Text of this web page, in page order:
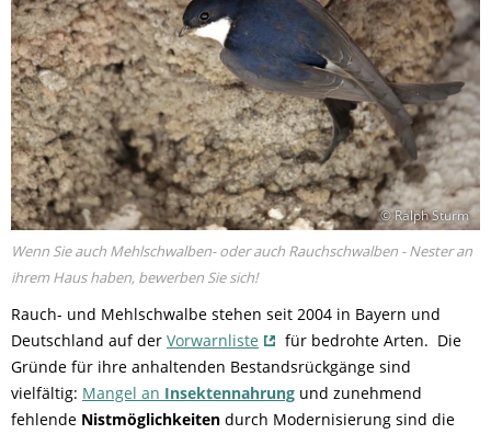
© Ralph Sturm
Wenn Sie auch Mehlschwalben- oder auch Rauchschwalben - Nester an
ihrem Haus haben, bewerben Sie sich!
Rauch- und Mehlschwalbe stehen seit 2004 in Bayern und
Deutschland auf der Vorwarnliste
für bedrohte Arten. Die
Gründe für ihre anhaltenden Bestandsrückgänge sind
vielfältig: Mangel an Insektennahrung und zunehmend
fehlende Nistmöglichkeiten durch Modernisierung sind die